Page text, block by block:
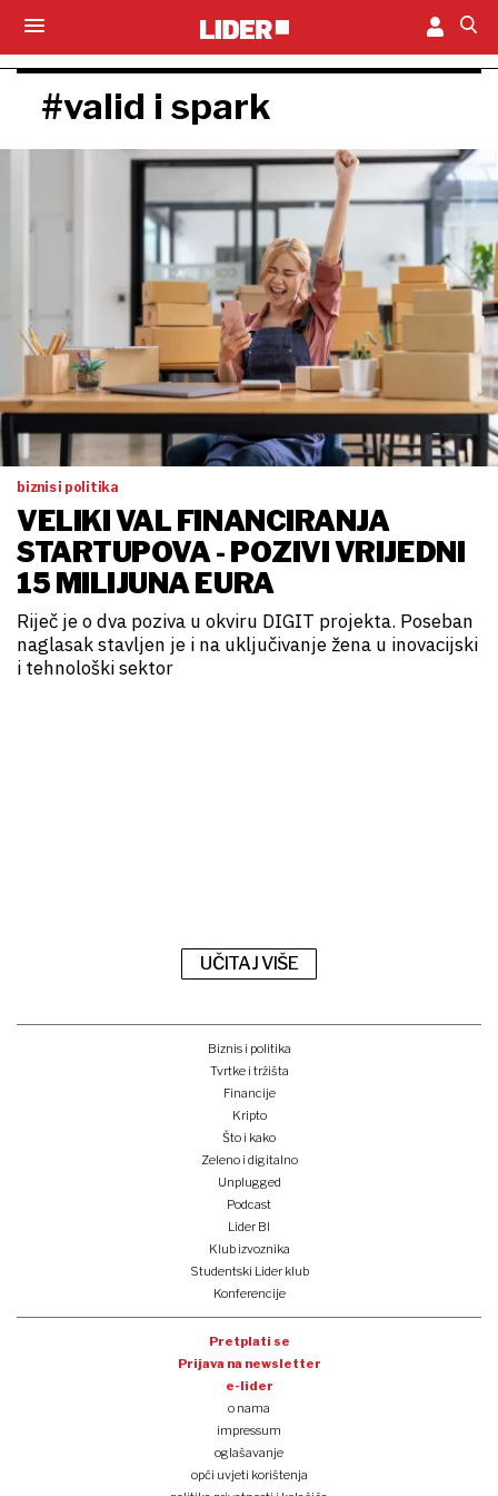
#valid i spark
biznis i politika
VELIKI VAL FINANCIRANJA
STARTUPOVA - POZIVI VRIJEDNI
15 MILIJUNA EURA
Riječ je o dva poziva u okviru DIGIT projekta. Poseban
naglasak stavljen je i na uključivanje žena u inovacijski
i tehnološki sektor
UČITAJ VIŠE
Biznis i politika
Tvrtke i tržišta
Financije
Kripto
Što i kako
Zeleno i digitalno
Unplugged
Podcast
Lider BI
Klub izvoznika
Studentski Lider klub
Konferencije
Pretplati se
Prijava na newsletter
e-lider
o nama
impressum
oglašavanje
opći uvjeti korištenja